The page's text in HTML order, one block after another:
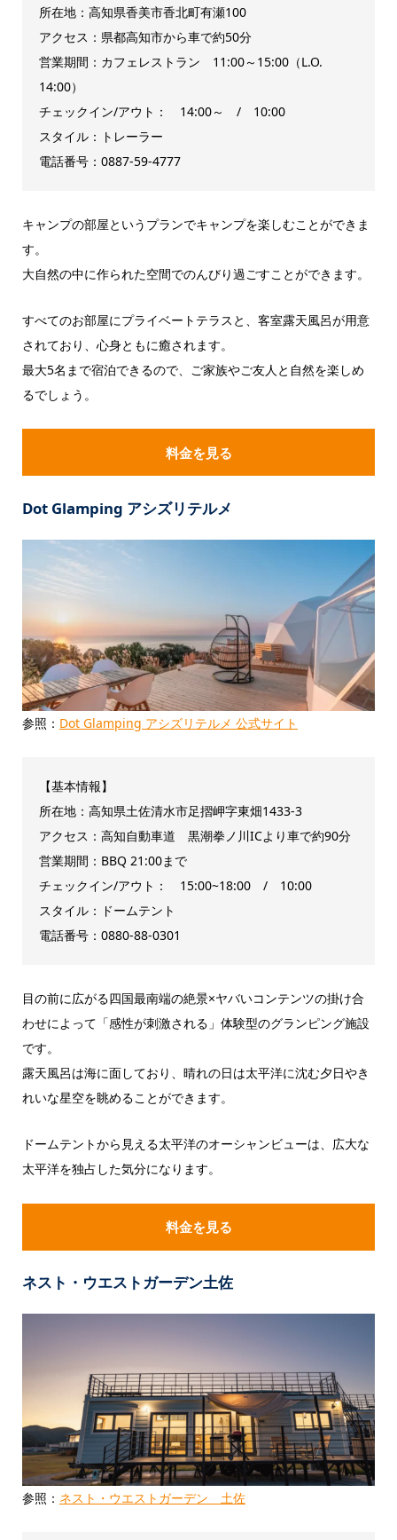
所在地：高知県香美市香北町有瀬100
アクセス：県都高知市から車で約50分
営業期間：カフェレストラン 11:00～15:00（L.O.
14:00）
チェックイン/アウト： 14:00～ / 10:00
スタイル：トレーラー
電話番号：0887-59-4777
キャンプの部屋というプランでキャンプを楽しむことができま
す。
大自然の中に作られた空間でのんびり過ごすことができます。
すべてのお部屋にプライベートテラスと、客室露天風呂が用意
されており、心身ともに癒されます。
最大5名まで宿泊できるので、ご家族やご友人と自然を楽しめ
るでしょう。
料金を見る
Dot Glamping アシズリテルメ
参照： Dot Glamping アシズリテルメ 公式サイト
【基本情報】
所在地：高知県土佐清水市足摺岬字東畑1433-3
アクセス：高知自動車道 黒潮拳ノ川ICより車で約90分
営業期間：BBQ 21:00まで
チェックイン/アウト： 15:00~18:00 / 10:00
スタイル：ドームテント
電話番号：0880-88-0301
目の前に広がる四国最南端の絶景×ヤバいコンテンツの掛け合
わせによって「感性が刺激される」体験型のグランピング施設
です。
露天風呂は海に面しており、晴れの日は太平洋に沈む夕日やき
れいな星空を眺めることができます。
ドームテントから見える太平洋のオーシャンビューは、広大な
太平洋を独占した気分になります。
料金を見る
ネスト・ウエストガーデン土佐
参照： ネスト・ウエストガーデン 土佐